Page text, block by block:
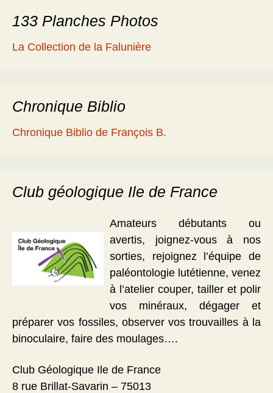
133 Planches Photos
La Collection de la Falunière
Chronique Biblio
Chronique Biblio de François B.
Club géologique Ile de France
Amateurs débutants ou
avertis, joignez-vous à nos
sorties, rejoignez l’équipe de
paléontologie lutétienne, venez
à l’atelier couper, tailler et polir
vos minéraux, dégager et
préparer vos fossiles, observer vos trouvailles à la
binoculaire, faire des moulages….
Club Géologique Ile de France
8 rue Brillat-Savarin – 75013